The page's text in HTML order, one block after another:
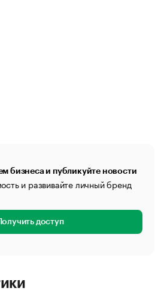
бизнеса и публикуйте новости
и развивайте личный бренд
Получить доступ